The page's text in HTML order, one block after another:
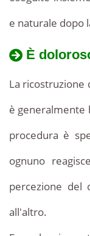
e naturale dopo
È
La ricostruzione
è generalmente
procedura è
ognuno
percezione del
all'altro.